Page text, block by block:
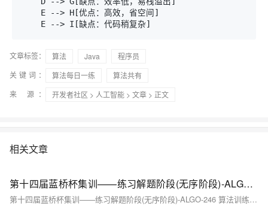
文章标签： 算法 Java
程序员
关键词：
算法每日一练
算法共有
来 源：
开发者社区 > 人工智能 > 文章 > 正文
相关文章
第十四届蓝桥杯集训——练习解题阶段(无序阶段)-ALGO-246 算法训练 猴子吃包子
第十四届蓝桥杯集训——练习解题阶段(无序阶段)-ALGO-246 算法训练 猴子吃包子